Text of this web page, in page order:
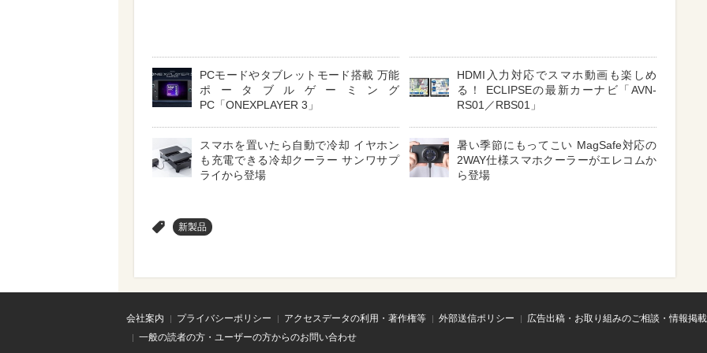
PCモードやタブレットモード搭載 万能
ポータブルゲーミング
PC「ONEXPLAYER 3」
HDMI入力対応でスマホ動画も楽しめ
る！ ECLIPSEの最新カーナビ「AVN-
RS01／RBS01」
スマホを置いたら自動で冷却 イヤホン
も充電できる冷却クーラー サンワサプ
ライから登場
暑い季節にもってこい MagSafe対応の
2WAY仕様スマホクーラーがエレコムか
ら登場
新製品
会社案内 プライバシーポリシー アクセスデータの利用・著作権等 外部送信ポリシー
広告出稿・お取り組みのご相談・情報掲
一般の読者の方・ユーザーの方からのお問い合わせ